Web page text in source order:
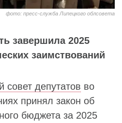
фото: пресс-служба Липецкого облсовета
завершила 2025
заимствований
совет депутатов во
принял закон об
бюджета за 2025